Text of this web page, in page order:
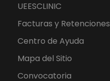
UEESCLINIC
Facturas y Retenciones
Centro de Ayuda
Mapa del Sitio
Convocatoria